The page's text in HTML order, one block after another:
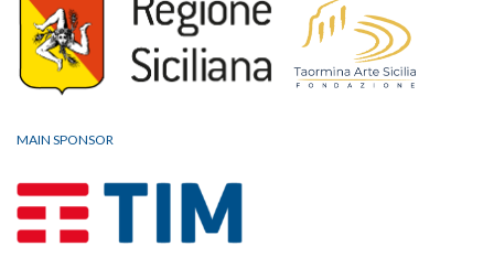
MAIN SPONSOR